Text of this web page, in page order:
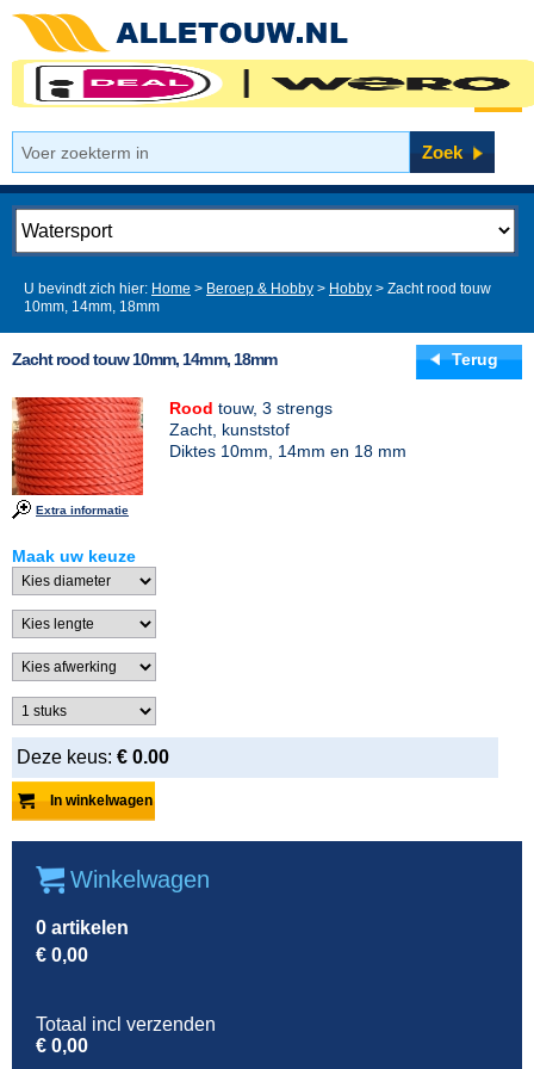
Lees dit
U bevindt zich hier: Home > Beroep & Hobby > Hobby > Zacht rood touw
10mm, 14mm, 18mm
Terug
Zacht rood touw 10mm, 14mm, 18mm
Extra informatie
Rood touw, 3 strengs
Zacht, kunststof
Diktes 10mm, 14mm en 18 mm
Maak uw keuze
Deze keus: € 0.00
Winkelwagen
0 artikelen
€ 0,00
Totaal incl verzenden
€ 0,00